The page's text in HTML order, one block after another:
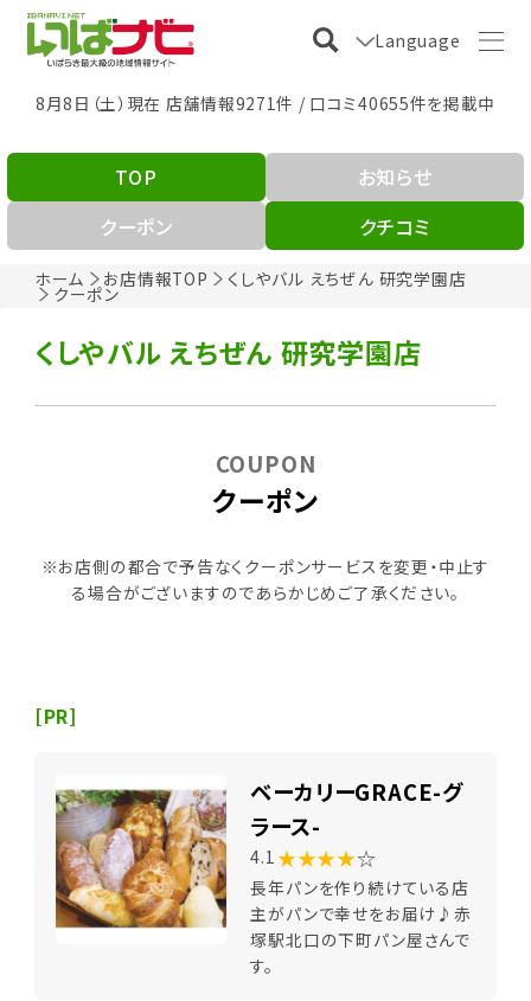
Language
8月8日（土）現在 店舗情報9271件 / 口コミ40655件を掲載中
ホーム お店情報TOP くしやバル えちぜん 研究学園店
クーポン
TOP
お知らせ
クーポン
クチコミ
くしやバル えちぜん 研究学園店
クーポン
COUPON
※お店側の都合で予告なくクーポンサービスを変更・中止す
る場合がございますのであらかじめご了承ください。
[PR]
ベーカリーGRACE-グ
ラース-
4.1 ★★★★☆
長年パンを作り続けている店
主がパンで幸せをお届け♪赤
塚駅北口の下町パン屋さんで
す。